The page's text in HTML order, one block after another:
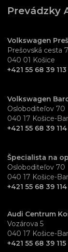
Prevádzky
Volkswagen
Prešovská cesta
040 01 Košice
+421 55 68 39 113
Volkswagen
Osloboditeľov 70
040 17 Košice-
+421 55 68 39 114
Špecialista na
Osloboditeľov 70
040 17 Košice-
+421 55 68 39 114
Audi Centrum
Vozárova 5
040 17 Košice-
+421 55 68 39 115